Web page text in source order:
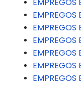
EMPREGOS
EMPREGOS
EMPREGOS
EMPREGOS
EMPREGOS
EMPREGOS